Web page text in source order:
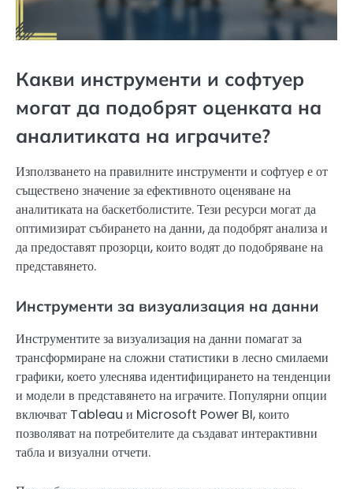
Какви инструменти и софтуер
могат да подобрят оценката на
аналитиката на играчите?
Използването на правилните инструменти и софтуер е от
съществено значение за ефективното оценяване на
аналитиката на баскетболистите. Тези ресурси могат да
оптимизират събирането на данни, да подобрят анализа и
да предоставят прозорци, които водят до подобряване на
представянето.
Инструменти за визуализация на данни
Инструментите за визуализация на данни помагат за
трансформиране на сложни статистики в лесно смилаеми
графики, което улеснява идентифицирането на тенденции
и модели в представянето на играчите. Популярни опции
включват Tableau и Microsoft Power BI, които
позволяват на потребителите да създават интерактивни
табла и визуални отчети.